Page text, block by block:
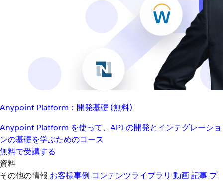
Anypoint Platform：開発基礎 (無料)
Anypoint Platform を使って、API の開発とインテグレーショ
ンの基礎を学ぶためのコース
無料で受講する
資料
その他の情報 お客様事例 コンテンツライブラリ 動画記事 プ